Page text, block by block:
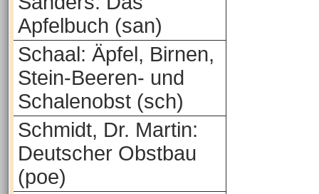
Apfelbuch (san)
Schaal: Äpfel, Birnen,
Stein-Beeren- und
Schalenobst (sch)
Schmidt, Dr. Martin:
Deutscher Obstbau
(poe)